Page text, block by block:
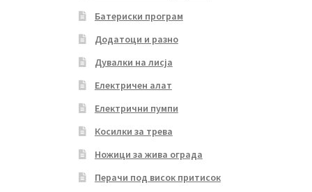
Батериски програм
Додатоци и разно
Дувалки на лисја
Електричен алат
Електрични пумпи
Косилки за трева
Ножици за жива ограда
Перачи под висок притисок